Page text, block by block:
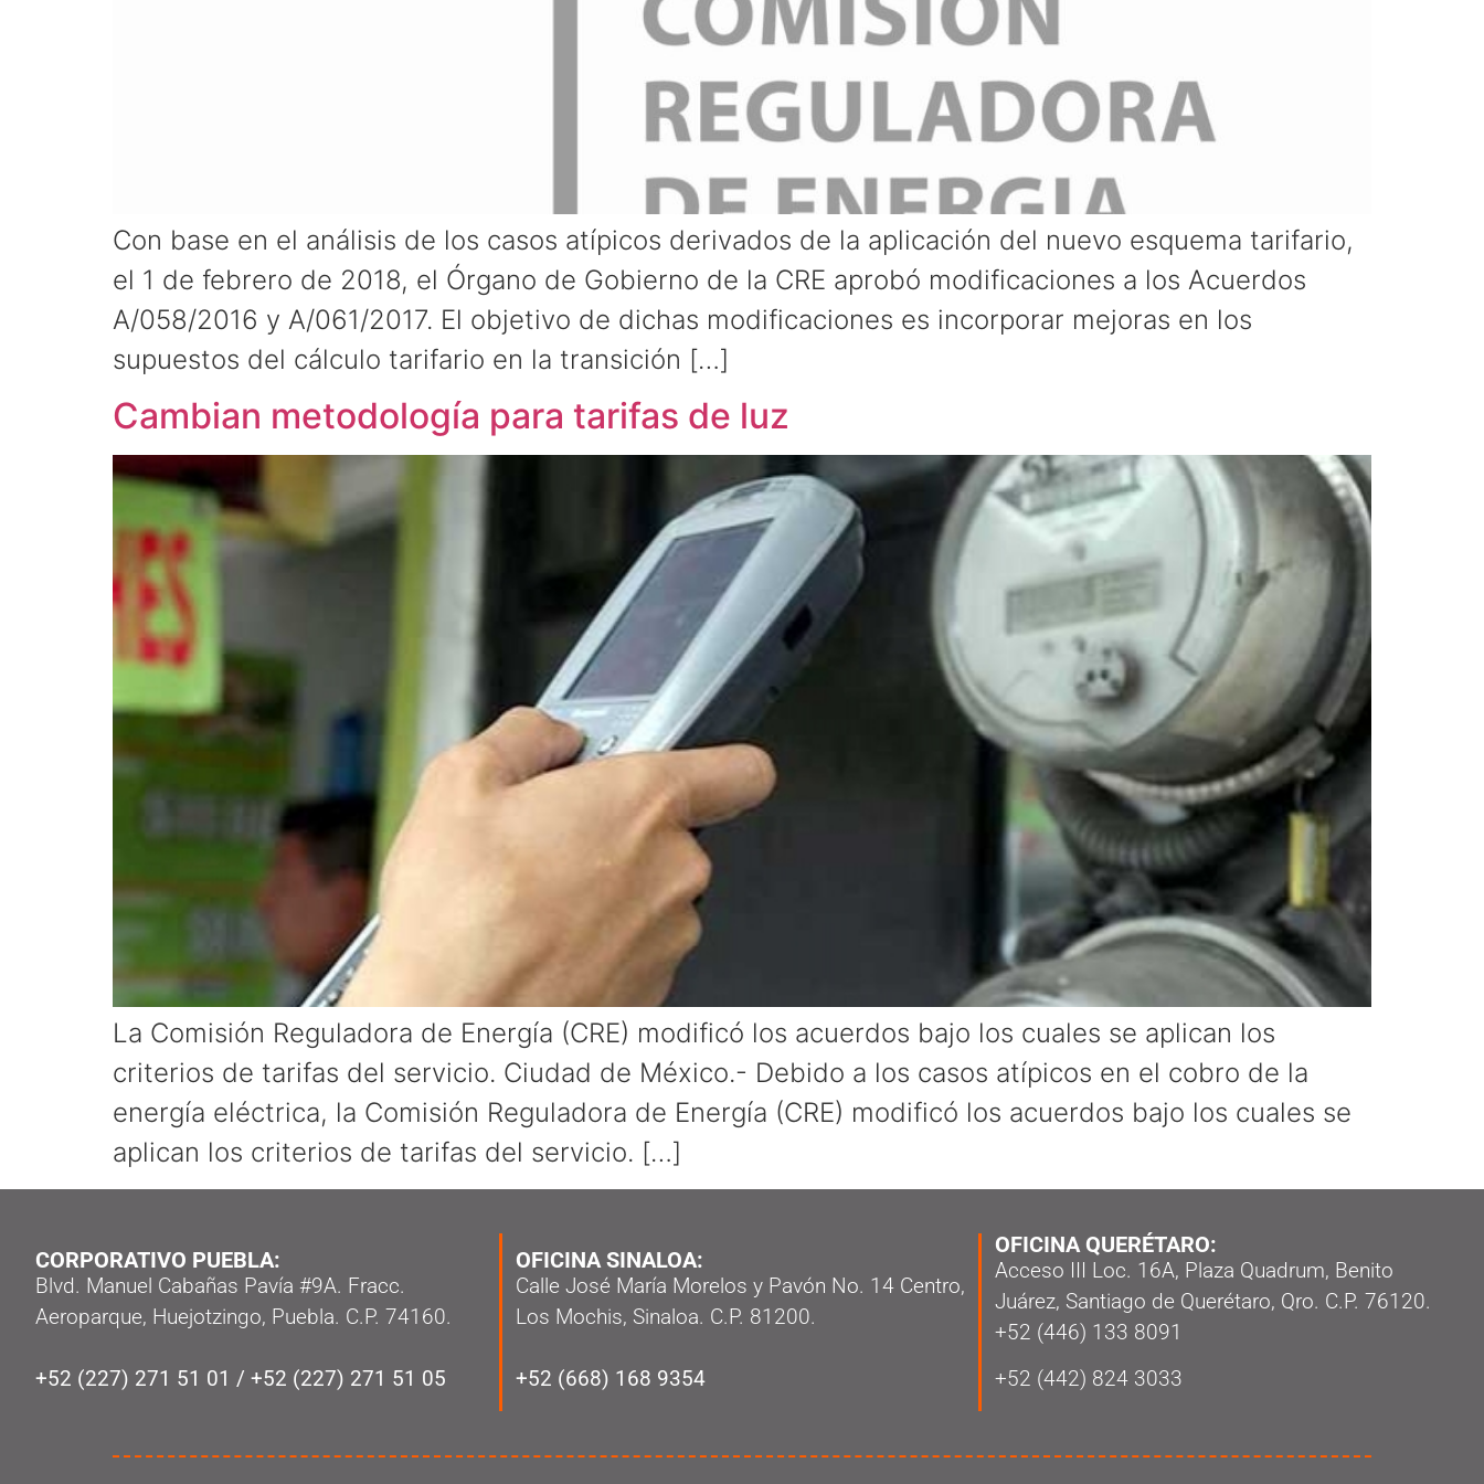
Con base en el análisis de los casos atípicos derivados de la aplicación del nuevo esquema tarifario,
el 1 de febrero de 2018, el Órgano de Gobierno de la CRE aprobó modificaciones a los Acuerdos
A/058/2016 y A/061/2017. El objetivo de dichas modificaciones es incorporar mejoras en los
supuestos del cálculo tarifario en la transición […]
Cambian metodología para tarifas de luz
La Comisión Reguladora de Energía (CRE) modificó los acuerdos bajo los cuales se aplican los
criterios de tarifas del servicio. Ciudad de México.- Debido a los casos atípicos en el cobro de la
energía eléctrica, la Comisión Reguladora de Energía (CRE) modificó los acuerdos bajo los cuales se
aplican los criterios de tarifas del servicio. […]
CORPORATIVO PUEBLA:
Blvd. Manuel Cabañas Pavía #9A. Fracc.
Aeroparque, Huejotzingo, Puebla. C.P. 74160.
+52 (227) 271 51 01 / +52 (227) 271 51 05
OFICINA SINALOA:
Calle José María Morelos y Pavón No. 14 Centro,
Los Mochis, Sinaloa. C.P. 81200.
+52 (668) 168 9354
OFICINA QUERÉTARO:
Acceso III Loc. 16A, Plaza Quadrum, Benito
Juárez, Santiago de Querétaro, Qro. C.P. 76120.
‭+52 (446) 133 8091‬
+52 (442) 824 3033